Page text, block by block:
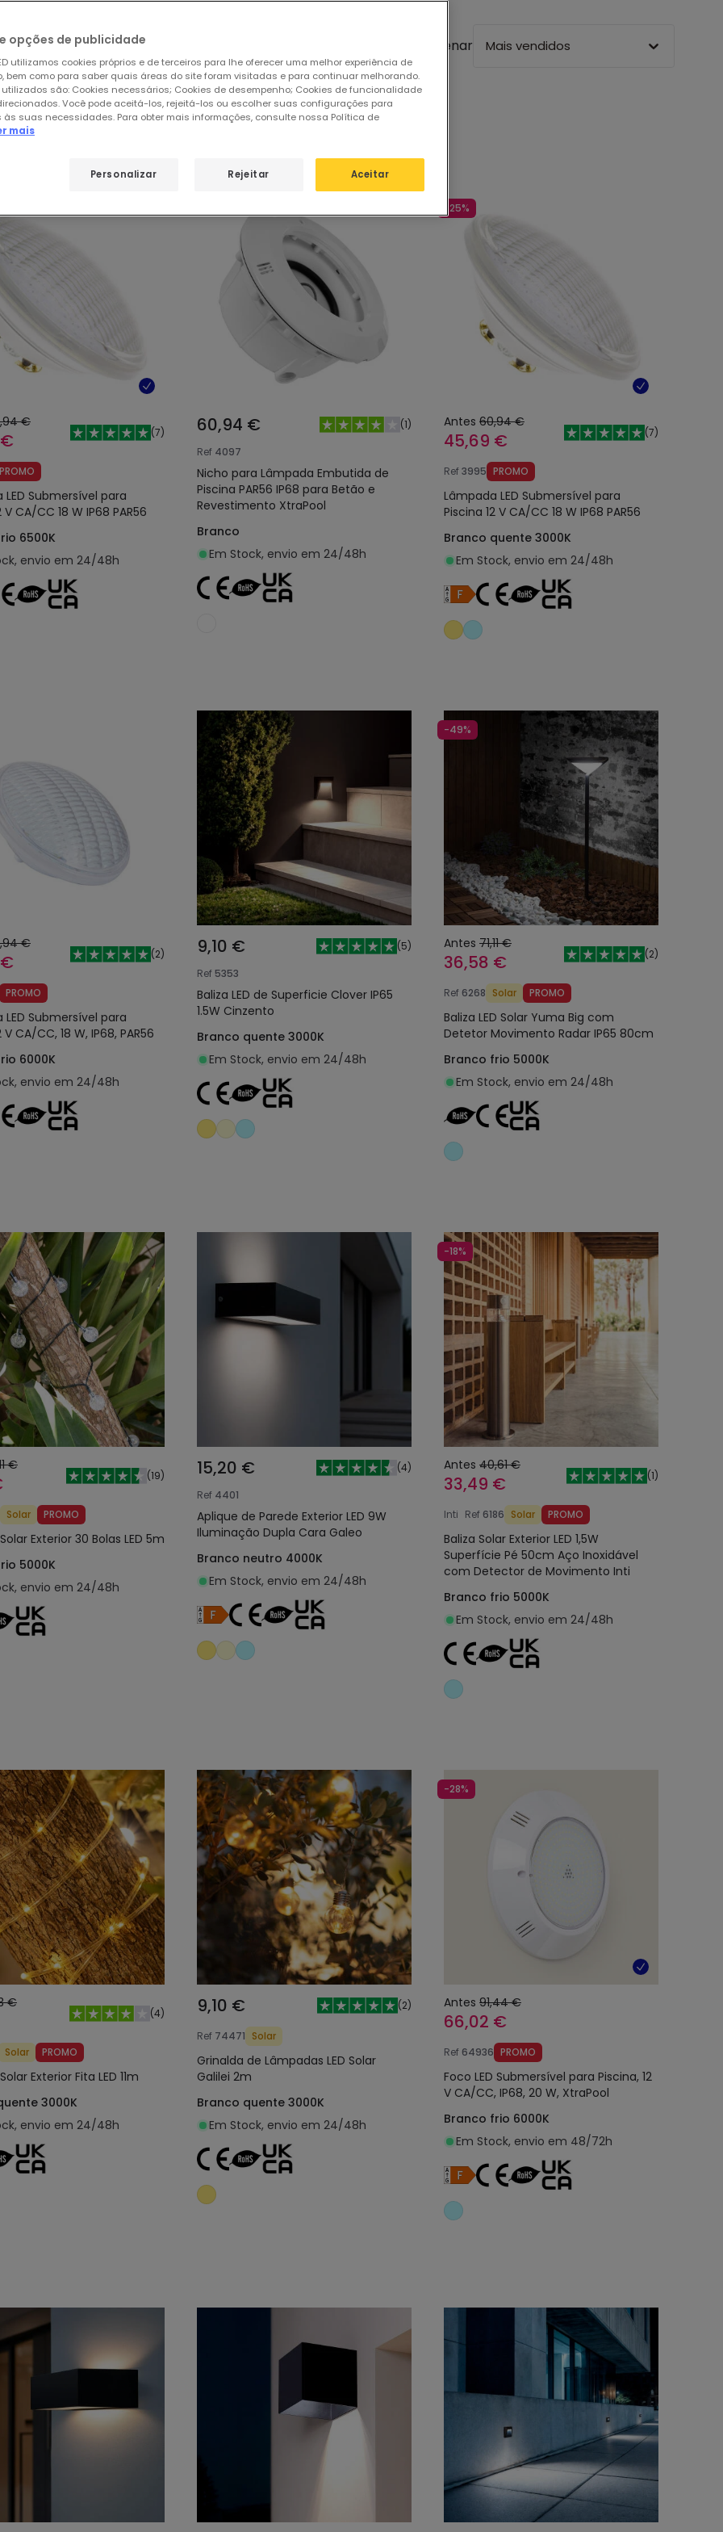
Ordenar Mais vendidos
Desconto direto ☘️
€
(7)
PROMO
LED Submersível para
V CA/CC 18 W IP68 PAR56
6500K
envio em 24/48h
60,94 € (1)
Ref 4097
Nicho para Lâmpada Embutida de
Piscina PAR56 IP68 para Betão e
Revestimento XtraPool
Branco
Em Stock, envio em 24/48h
-25%
Antes 60,94 €
45,69 € (7)
Ref3995 PROMO
Lâmpada LED Submersível para
Piscina 12 V CA/CC 18 W IP68 PAR56
Branco quente 3000K
Em Stock, envio em 24/48h
€
(2)
PROMO
LED Submersível para
V CA/CC, 18 W, IP68, PAR56
6000K
envio em 24/48h
9,10 € (5)
Ref 5353
Baliza LED de Superficie Clover IP65
1.5W Cinzento
Branco quente 3000K
Em Stock, envio em 24/48h
-49%
Antes 71,11 €
36,58 € (2)
Ref 6268 Solar PROMO
Baliza LED Solar Yuma Big com
Detetor Movimento Radar IP65 80cm
Branco frio 5000K
Em Stock, envio em 24/48h
€
(19)
Solar PROMO
Exterior 30 Bolas LED 5m
5000K
envio em 24/48h
15,20 € (4)
Ref 4401
Aplique de Parede Exterior LED 9W
Iluminação Dupla Cara Galeo
Branco neutro 4000K
Em Stock, envio em 24/48h
-18%
Antes 40,61 €
33,49 € (1)
Inti Ref 6186 Solar PROMO
Baliza Solar Exterior LED 1,5W
Superfície Pé 50cm Aço Inoxidável
com Detector de Movimento Inti
Branco frio 5000K
Em Stock, envio em 24/48h
€
(4)
Solar PROMO
Exterior Fita LED 11m
3000K
envio em 24/48h
9,10 € (2)
Ref 74471 Solar
Grinalda de Lâmpadas LED Solar
Galilei 2m
Branco quente 3000K
Em Stock, envio em 24/48h
-28%
Antes 91,44 €
66,02 €
Ref 64936 PROMO
Foco LED Submersível para Piscina, 12
V CA/CC, IP68, 20 W, XtraPool
Branco frio 6000K
Em Stock, envio em 48/72h
opções de publicidade
utilizamos cookies próprios e de terceiros para lhe oferecer uma melhor experiência de
bem como para saber quais áreas do site foram visitadas e para continuar melhorando.
utilizados são: Cookies necessários; Cookies de desempenho; Cookies de funcionalidade
Você pode aceitá-los, rejeitá-los ou escolher suas configurações para
suas necessidades. Para obter mais informações, consulte nossa Política de
mais
Rejeitar Aceitar
Personalizar